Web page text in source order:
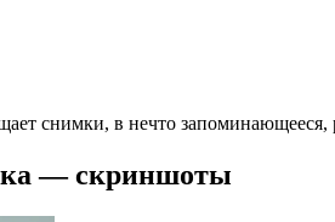
снимки, в нечто запоминающееся,
— скриншоты